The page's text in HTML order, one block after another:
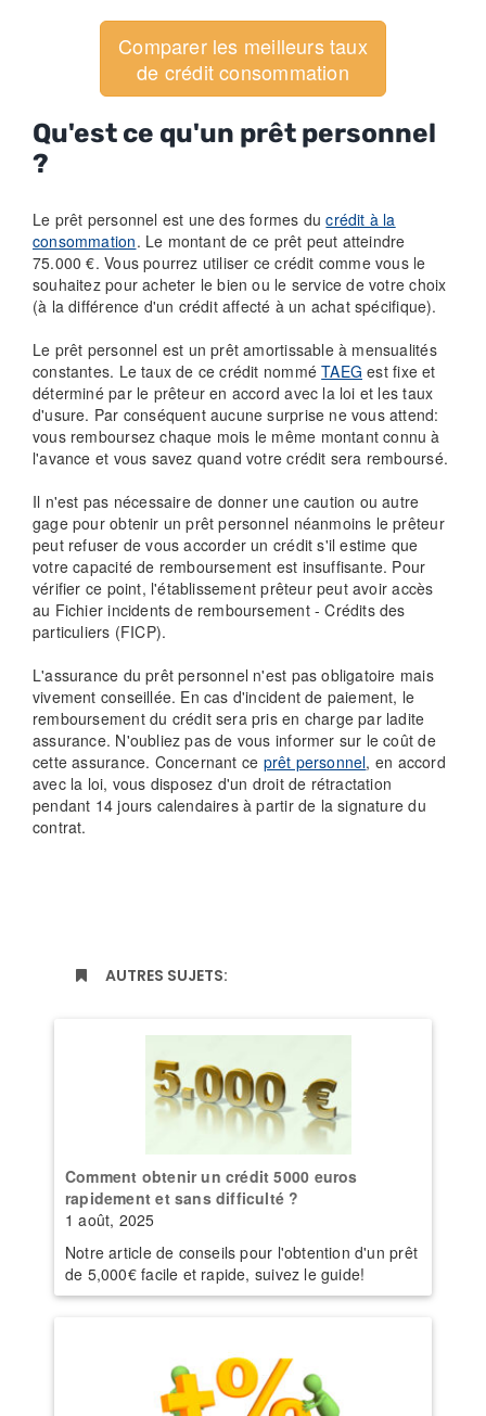
Comparer les meilleurs taux
de crédit consommation
Qu'est ce qu'un prêt personnel
?
Le prêt personnel est une des formes ducrédit à la
consommation. Le montant de ce prêt peut atteindre
75.000 €. Vous pourrez utiliser ce crédit comme vous le
souhaitez pour acheter le bien ou le service de votre choix
(à la différence d'un crédit affecté à un achat spécifique).
Le prêt personnel est un prêt amortissable à mensualités
constantes. Le taux de ce crédit nomméTAEG est fixe et
déterminé par le prêteur en accord avec la loi et les taux
d'usure. Par conséquent aucune surprise ne vous attend:
vous remboursez chaque mois le même montant connu à
l'avance et vous savez quand votre crédit sera remboursé.
Il n'est pas nécessaire de donner une caution ou autre
gage pour obtenir un prêt personnel néanmoins le prêteur
peut refuser de vous accorder un crédit s'il estime que
votre capacité de remboursement est insuffisante. Pour
vérifier ce point, l'établissement prêteur peut avoir accès
au Fichier incidents de remboursement - Crédits des
particuliers (FICP).
L'assurance du prêt personnel n'est pas obligatoire mais
vivement conseillée. En cas d'incident de paiement, le
remboursement du crédit sera pris en charge par ladite
assurance. N'oubliez pas de vous informer sur le coût de
cette assurance. Concernant ce prêt personnel, en accord
avec la loi, vous disposez d'un droit de rétractation
pendant 14 jours calendaires à partir de la signature du
contrat.
AUTRES SUJETS:
Comment obtenir un crédit 5000 euros
rapidement et sans difficulté ?
1 août, 2025
Notre article de conseils pour l'obtention d'un prêt
de 5,000€ facile et rapide, suivez le guide!